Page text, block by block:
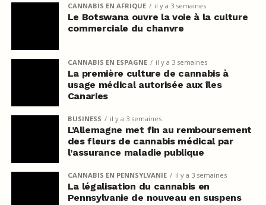
CANNABIS EN AFRIQUE il y a 3 semaines
Le Botswana ouvre la voie à la culture
commerciale du chanvre
CANNABIS EN ESPAGNE il y a 3 semaines
La première culture de cannabis à
usage médical autorisée aux îles
Canaries
BUSINESS il y a 3 semaines
L’Allemagne met fin au remboursement
des fleurs de cannabis médical par
l’assurance maladie publique
CANNABIS EN PENNSYLVANIE il y a 3 semaines
La légalisation du cannabis en
Pennsylvanie de nouveau en suspens